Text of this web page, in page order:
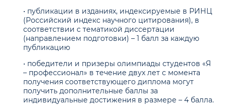
• публикации в изданиях, индексируемые в РИНЦ
(Российский индекс научного цитирования), в
соответствии с тематикой диссертации
(направлением подготовки) – 1 балл за каждую
публикацию
• победители и призеры олимпиады студентов «Я
– профессионал» в течение двух лет с момента
получения соответствующего диплома могут
получить дополнительные баллы за
индивидуальные достижения в размере – 4 балла.